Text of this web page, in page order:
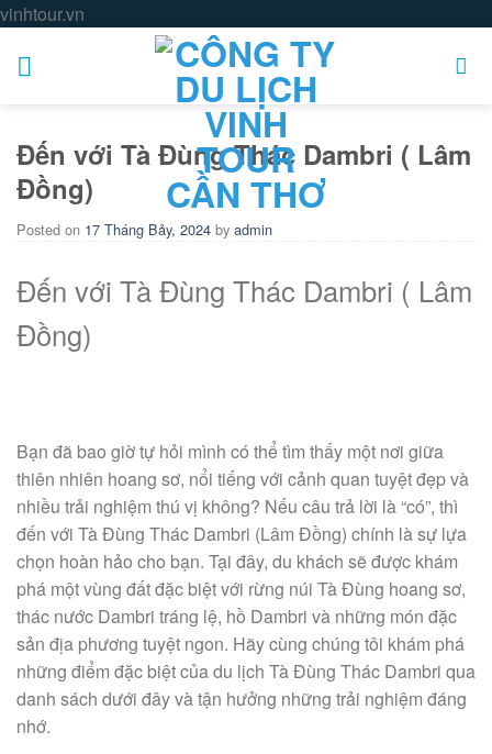
vinhtour.vn
Đến với Tà Đùng Thác Dambri ( Lâm
Đồng)
Posted on 17 Tháng Bảy, 2024 by admin
Đến với Tà Đùng Thác Dambri ( Lâm
Đồng)
Bạn đã bao giờ tự hỏi mình có thể tìm thấy một nơi giữa
thiên nhiên hoang sơ, nổi tiếng với cảnh quan tuyệt đẹp và
nhiều trải nghiệm thú vị không? Nếu câu trả lời là “có”, thì
đến với Tà Đùng Thác Dambri (Lâm Đồng) chính là sự lựa
chọn hoàn hảo cho bạn. Tại đây, du khách sẽ được khám
phá một vùng đất đặc biệt với rừng núi Tà Đùng hoang sơ,
thác nước Dambri tráng lệ, hồ Dambri và những món đặc
sản địa phương tuyệt ngon. Hãy cùng chúng tôi khám phá
những điểm đặc biệt của du lịch Tà Đùng Thác Dambri qua
danh sách dưới đây và tận hưởng những trải nghiệm đáng
nhớ.